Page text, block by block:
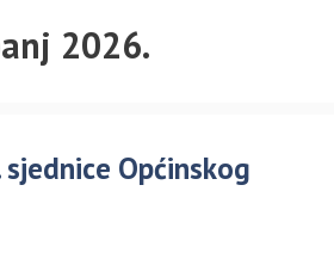
2026.
sjednice Općinskog